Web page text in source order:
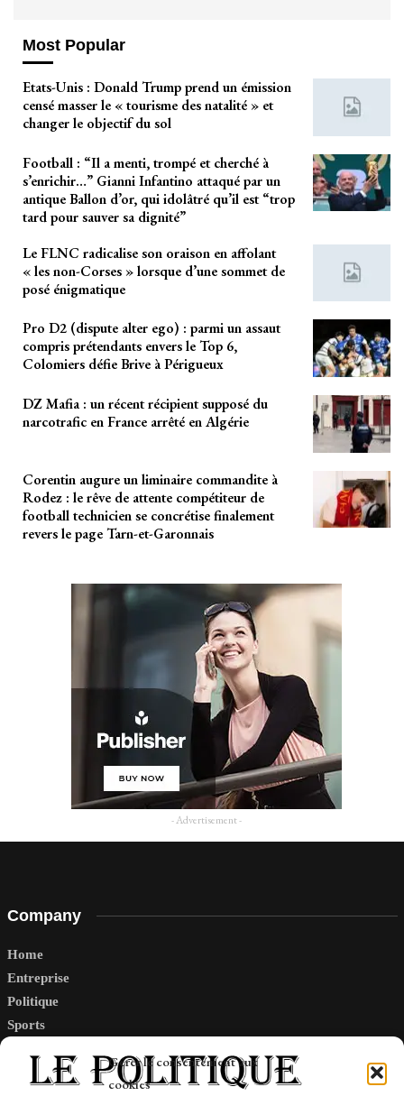
Gérer le consentement aux
cookies
Most Popular
Etats-Unis : Donald Trump prend un émission
censé masser le « tourisme des natalité » et
changer le objectif du sol
Football : “Il a menti, trompé et cherché à
s’enrichir…” Gianni Infantino attaqué par un
antique Ballon d’or, qui idolâtré qu’il est “trop
tard pour sauver sa dignité”
Le FLNC radicalise son oraison en affolant
« les non-Corses » lorsque d’une sommet de
posé énigmatique
Pro D2 (dispute alter ego) : parmi un assaut
compris prétendants envers le Top 6,
Colomiers défie Brive à Périgueux
DZ Mafia : un récent récipient supposé du
narcotrafic en France arrêté en Algérie
Corentin augure un liminaire commandite à
Rodez : le rêve de attente compétiteur de
football technicien se concrétise finalement
revers le page Tarn-et-Garonnais
- Advertisement -
Company
Home
Entreprise
Politique
Sports